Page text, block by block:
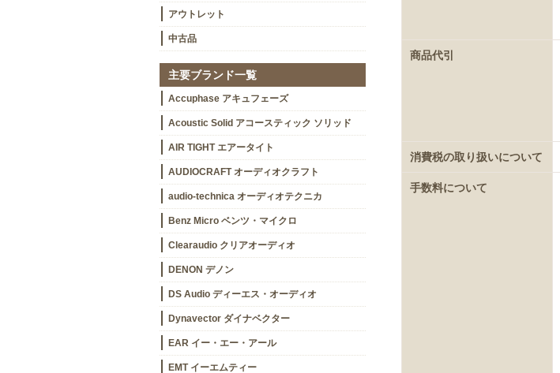
アウトレット
中古品
主要ブランド一覧
Accuphase アキュフェーズ
Acoustic Solid アコースティック ソリッド
AIR TIGHT エアータイト
AUDIOCRAFT オーディオクラフト
audio-technica オーディオテクニカ
Benz Micro ベンツ・マイクロ
Clearaudio クリアオーディオ
DENON デノン
DS Audio ディーエス・オーディオ
Dynavector ダイナベクター
EAR イー・エー・アール
EMT イーエムティー
商品代引
消費税の取り扱いについて
手数料について